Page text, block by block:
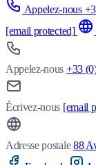
Appelez-nous
[email protected]
Appelez-nous +33
Écrivez-nous [email
Adresse postale 88